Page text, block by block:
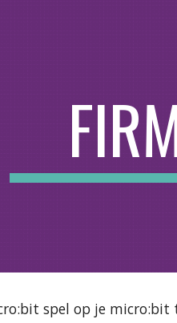
spel op je